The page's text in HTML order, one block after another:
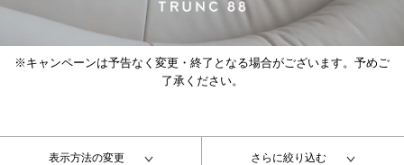
※キャンペーンは予告なく変更・終了となる場合がございます。予めご
了承ください。
表示方法の変更 さらに絞り込む